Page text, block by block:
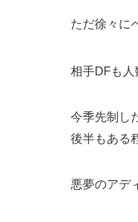
ただ徐々に
相手DFも
今季先制し
後半もある
悪夢のアデ